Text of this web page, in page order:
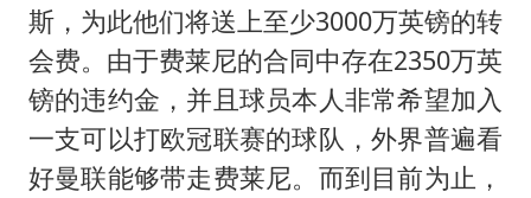
斯，为此他们将送上至少3000万英镑的转
会费。由于费莱尼的合同中存在2350万英
镑的违约金，并且球员本人非常希望加入
一支可以打欧冠联赛的球队，外界普遍看
好曼联能够带走费莱尼。而到目前为止，